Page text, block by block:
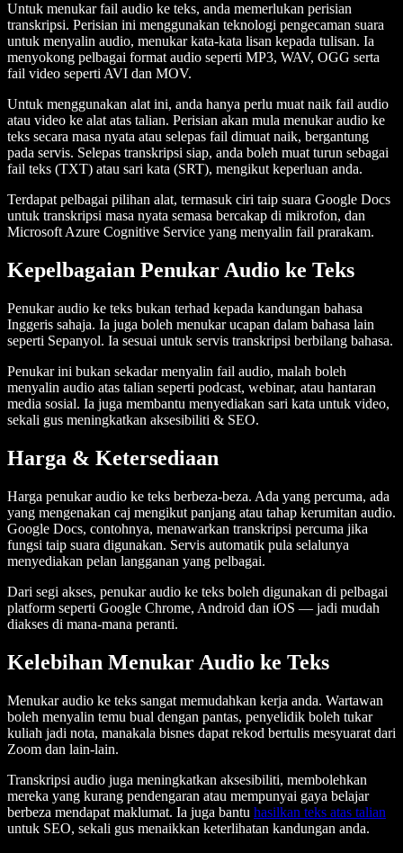
Untuk menukar fail audio ke teks, anda memerlukan perisian
transkripsi. Perisian ini menggunakan teknologi pengecaman suara
untuk menyalin audio, menukar kata-kata lisan kepada tulisan. Ia
menyokong pelbagai format audio seperti MP3, WAV, OGG serta
fail video seperti AVI dan MOV.
Untuk menggunakan alat ini, anda hanya perlu muat naik fail audio
atau video ke alat atas talian. Perisian akan mula menukar audio ke
teks secara masa nyata atau selepas fail dimuat naik, bergantung
pada servis. Selepas transkripsi siap, anda boleh muat turun sebagai
fail teks (TXT) atau sari kata (SRT), mengikut keperluan anda.
Terdapat pelbagai pilihan alat, termasuk ciri taip suara Google Docs
untuk transkripsi masa nyata semasa bercakap di mikrofon, dan
Microsoft Azure Cognitive Service yang menyalin fail prarakam.
Kepelbagaian Penukar Audio ke Teks
Penukar audio ke teks bukan terhad kepada kandungan bahasa
Inggeris sahaja. Ia juga boleh menukar ucapan dalam bahasa lain
seperti Sepanyol. Ia sesuai untuk servis transkripsi berbilang bahasa.
Penukar ini bukan sekadar menyalin fail audio, malah boleh
menyalin audio atas talian seperti podcast, webinar, atau hantaran
media sosial. Ia juga membantu menyediakan sari kata untuk video,
sekali gus meningkatkan aksesibiliti & SEO.
Harga & Ketersediaan
Harga penukar audio ke teks berbeza-beza. Ada yang percuma, ada
yang mengenakan caj mengikut panjang atau tahap kerumitan audio.
Google Docs, contohnya, menawarkan transkripsi percuma jika
fungsi taip suara digunakan. Servis automatik pula selalunya
menyediakan pelan langganan yang pelbagai.
Dari segi akses, penukar audio ke teks boleh digunakan di pelbagai
platform seperti Google Chrome, Android dan iOS — jadi mudah
diakses di mana-mana peranti.
Kelebihan Menukar Audio ke Teks
Menukar audio ke teks sangat memudahkan kerja anda. Wartawan
boleh menyalin temu bual dengan pantas, penyelidik boleh tukar
kuliah jadi nota, manakala bisnes dapat rekod bertulis mesyuarat dari
Zoom dan lain-lain.
Transkripsi audio juga meningkatkan aksesibiliti, membolehkan
mereka yang kurang pendengaran atau mempunyai gaya belajar
berbeza mendapat maklumat. Ia juga bantu hasilkan teks atas talian
untuk SEO, sekali gus menaikkan keterlihatan kandungan anda.